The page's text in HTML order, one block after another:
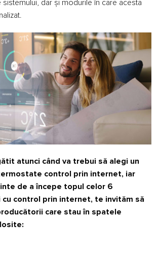
sistemului, dar și modurile în care acesta
atunci când va trebui să alegi un
control prin internet, iar
de a începe topul celor 6
control prin internet, te invităm să
care stau în spatele